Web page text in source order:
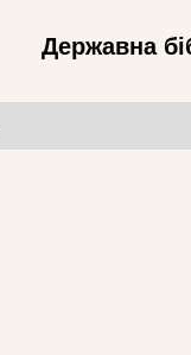
Державна